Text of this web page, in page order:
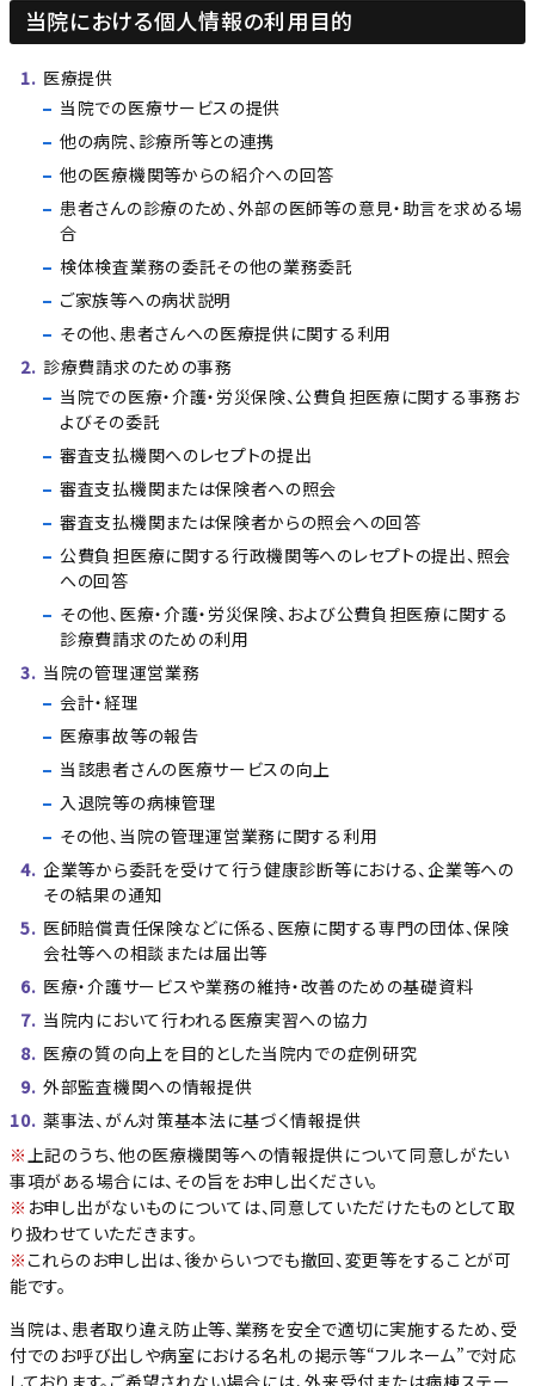
当院における個人情報の利用目的
医療提供
当院での医療サービスの提供
他の病院、診療所等との連携
他の医療機関等からの紹介への回答
患者さんの診療のため、外部の医師等の意見・助言を求める場
合
検体検査業務の委託その他の業務委託
ご家族等への病状説明
その他、患者さんへの医療提供に関する利用
診療費請求のための事務
当院での医療・介護・労災保険、公費負担医療に関する事務お
よびその委託
審査支払機関へのレセプトの提出
審査支払機関または保険者への照会
審査支払機関または保険者からの照会への回答
公費負担医療に関する行政機関等へのレセプトの提出、照会
への回答
その他、医療・介護・労災保険、および公費負担医療に関する
診療費請求のための利用
当院の管理運営業務
会計・経理
医療事故等の報告
当該患者さんの医療サービスの向上
入退院等の病棟管理
その他、当院の管理運営業務に関する利用
企業等から委託を受けて行う健康診断等における、企業等への
その結果の通知
医師賠償責任保険などに係る、医療に関する専門の団体、保険
会社等への相談または届出等
医療・介護サービスや業務の維持・改善のための基礎資料
当院内において行われる医療実習への協力
医療の質の向上を目的とした当院内での症例研究
外部監査機関への情報提供
薬事法、がん対策基本法に基づく情報提供
※上記のうち、他の医療機関等への情報提供について同意しがたい
事項がある場合には、その旨をお申し出ください。
※ お申し出がないものについては、同意していただけたものとして取
り扱わせていただきます。
※ これらのお申し出は、後からいつでも撤回、変更等をすることが可
能です。
当院は、患者取り違え防止等、業務を安全で適切に実施するため、受
付でのお呼び出しや病室における名札の掲示等“フルネーム”で対応